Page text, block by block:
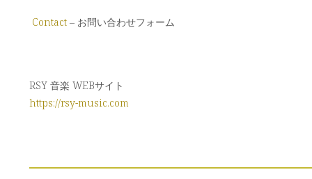
Contact – お問い合わせフォーム
RSY 音楽 WEBサイト
https://rsy-music.com